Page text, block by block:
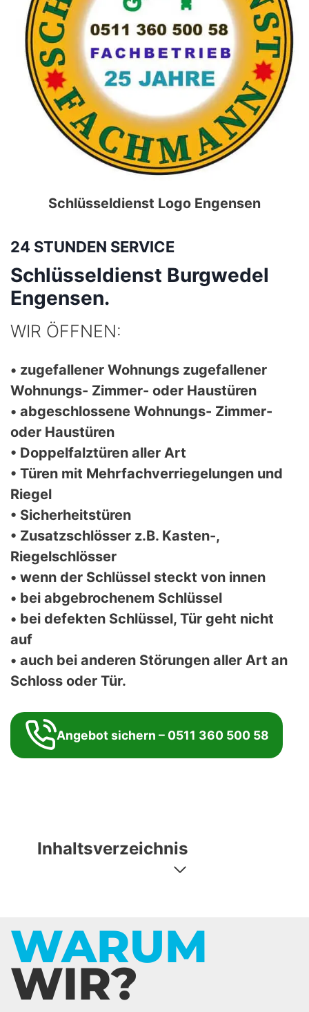
Schlüsseldienst Logo Engensen
24 STUNDEN SERVICE
Schlüsseldienst Burgwedel
Engensen.
WIR ÖFFNEN:
• zugefallener Wohnungs zugefallener
Wohnungs- Zimmer- oder Haustüren
• abgeschlossene Wohnungs- Zimmer-
oder Haustüren
• Doppelfalztüren aller Art
• Türen mit Mehrfachverriegelungen und
Riegel
• Sicherheitstüren
• Zusatzschlösser z.B. Kasten-,
Riegelschlösser
• wenn der Schlüssel steckt von innen
• bei abgebrochenem Schlüssel
• bei defekten Schlüssel, Tür geht nicht
auf
• auch bei anderen Störungen aller Art an
Schloss oder Tür.
Angebot sichern – 0511 360 500 58
Inhaltsverzeichnis
WARUM
WIR?